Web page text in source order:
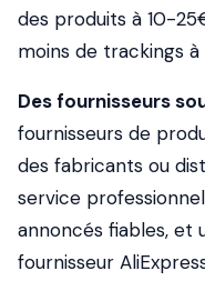
des produits à 10-
moins de trackings
Des fournisseurs
fournisseurs de
des fabricants ou
service
annoncés fiables, et
fournisseur